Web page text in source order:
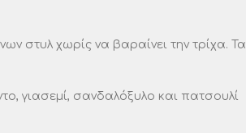
στυλ χωρίς να βαραίνει την τρίχα. Τα
γιασεμί, σανδαλόξυλο και πατσουλί